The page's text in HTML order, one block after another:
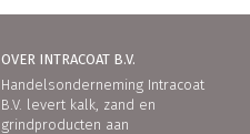
OVER INTRACOAT B.V.
Handelsonderneming Intracoat
B.V. levert kalk, zand en
grindproducten aan